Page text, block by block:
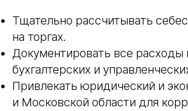
Тщательно рассчитывать
на торгах.
Документировать все
бухгалтерских и
Привлекать юридический и
и Московской области для